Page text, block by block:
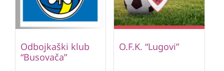
Odbojkaški klub
“Busovača”
O.F.K. “Lugovi”